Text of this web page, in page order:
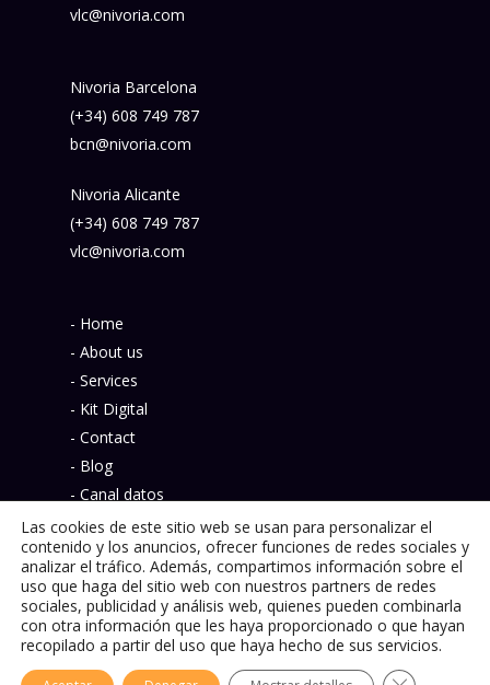
vlc@nivoria.com
Nivoria Barcelona
(+34) 608 749 787
bcn@nivoria.com
Nivoria Alicante
(+34) 608 749 787
vlc@nivoria.com
- Home
- About us
- Services
- Kit Digital
- Contact
- Blog
- Canal datos
- Política de privacidad
© 2026 Nivoria.
Las cookies de este sitio web se usan para personalizar el
contenido y los anuncios, ofrecer funciones de redes sociales y
analizar el tráfico. Además, compartimos información sobre el
uso que haga del sitio web con nuestros partners de redes
sociales, publicidad y análisis web, quienes pueden combinarla
con otra información que les haya proporcionado o que hayan
recopilado a partir del uso que haya hecho de sus servicios.